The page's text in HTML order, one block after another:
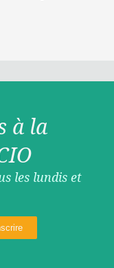
à la
les lundis et